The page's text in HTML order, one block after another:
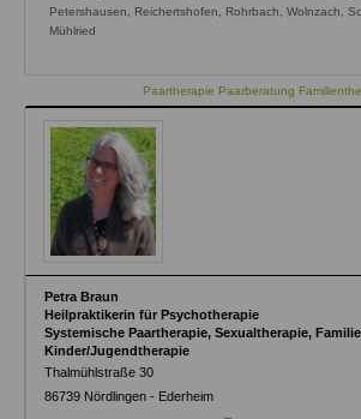
Petershausen, Reichertshofen, Rohrbach, Wolnzach,
Mühlried
Paartherapie Paarberatung
Petra Braun
Heilpraktikerin für Psychotherapie
Systemische Paartherapie, Sexualtherapie,
Kinder/Jugendtherapie
Thalmühlstraße 30
86739 Nördlingen - Ederheim